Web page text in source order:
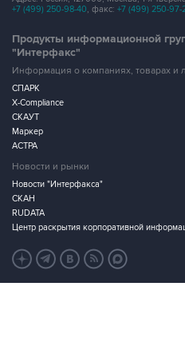
+7 (499) 250-98-40, факс: +7 (499) 250-97-
Продукты информационной
"Интерфакс"
Информация о компаниях, товарах и
СПАРК
X-Compliance
СКАУТ
Маркер
АСТРА
Новости и рынки
Новости "Интерфакса"
СКАН
RUDATA
Центр раскрытия корпоративной